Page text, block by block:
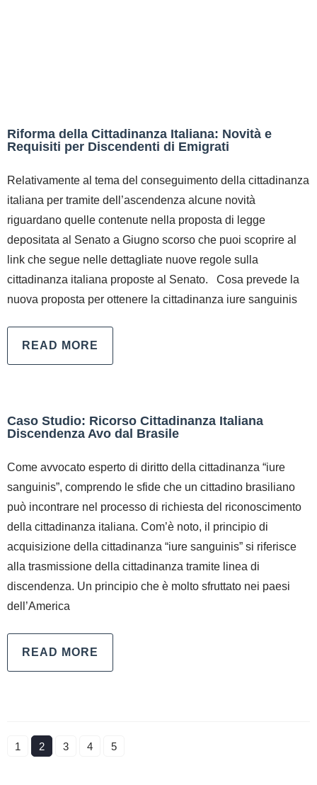
Riforma della Cittadinanza Italiana: Novità e
Requisiti per Discendenti di Emigrati
Relativamente al tema del conseguimento della cittadinanza
italiana per tramite dell’ascendenza alcune novità
riguardano quelle contenute nella proposta di legge
depositata al Senato a Giugno scorso che puoi scoprire al
link che segue nelle dettagliate nuove regole sulla
cittadinanza italiana proposte al Senato. Cosa prevede la
nuova proposta per ottenere la cittadinanza iure sanguinis
READ MORE
Caso Studio: Ricorso Cittadinanza Italiana
Discendenza Avo dal Brasile
Come avvocato esperto di diritto della cittadinanza “iure
sanguinis”, comprendo le sfide che un cittadino brasiliano
può incontrare nel processo di richiesta del riconoscimento
della cittadinanza italiana. Com’è noto, il principio di
acquisizione della cittadinanza “iure sanguinis” si riferisce
alla trasmissione della cittadinanza tramite linea di
discendenza. Un principio che è molto sfruttato nei paesi
dell’America
READ MORE
1 2 3 4 5